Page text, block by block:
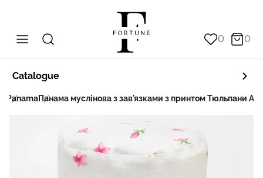
0 0
Catalogue
PanamaПанама муслінова з зав'язками з принтом Тюльпани